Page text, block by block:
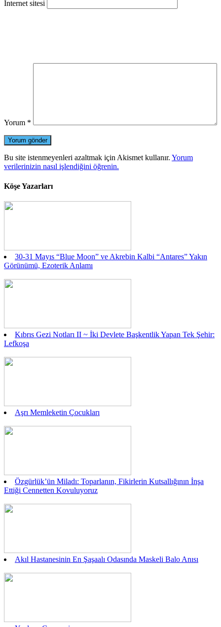
İnternet sitesi
Yorum *
Bu site istenmeyenleri azaltmak için Akismet kullanır. Yorum
verilerinizin nasıl işlendiğini öğrenin.
Köşe Yazarları
30-31 Mayıs “Blue Moon” ve Akrebin Kalbi “Antares” Yakın
Görünümü, Ezoterik Anlamı
Kıbrıs Gezi Notları II ~ İki Devlete Başkentlik Yapan Tek Şehir:
Lefkoşa
Aşrı Memleketin Çocukları
Özgürlük’ün Miladı: Toparlanın, Fikirlerin Kutsallığının İnşa
Ettiği Cennetten Kovuluyoruz
Akıl Hastanesinin En Şaşaalı Odasında Maskeli Balo Anısı